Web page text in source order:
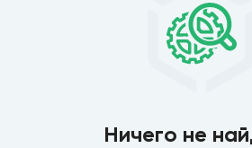
Ничего не